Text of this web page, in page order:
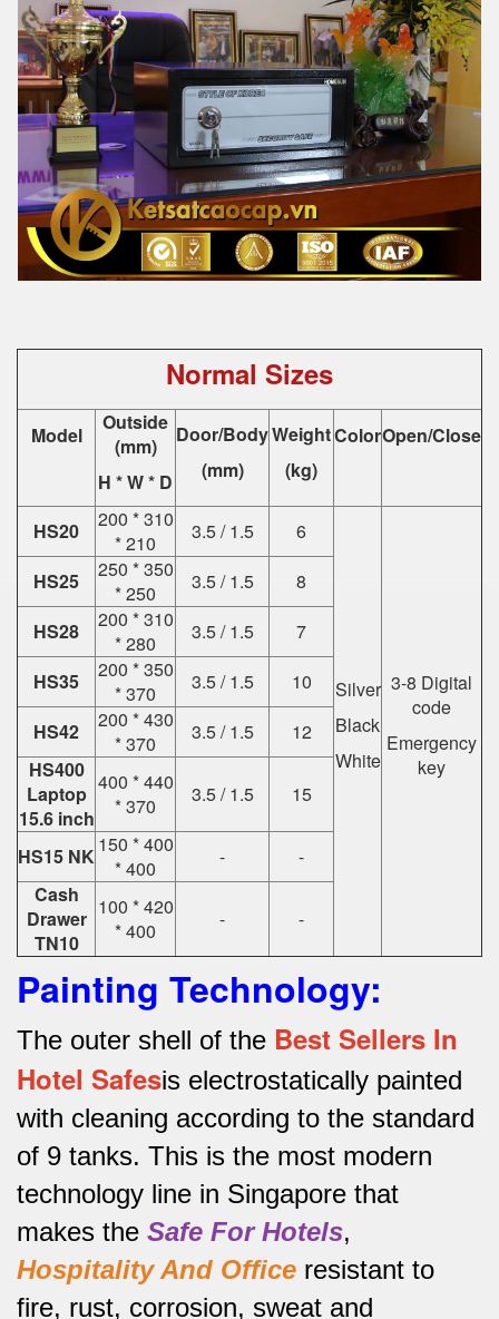
Normal Sizes
Model
Outside
(mm)
H * W * D
Door/Body
(mm)
Weight
(kg)
ColorOpen/Close
HS20
200 * 310
* 210
3.5 / 1.5 6
Silver
Black
White
3-8 Digital
code
Emergency
key
HS25
250 * 350
* 250
3.5 / 1.5
8
HS28
200 * 310
* 280
3.5 / 1.5
7
HS35
200 * 350
* 370
3.5 / 1.5
10
HS42
200 * 430
* 370
3.5 / 1.5
12
HS400
Laptop
15.6 inch
400 * 440
* 370
3.5 / 1.5 15
HS15 NK150 * 400
* 400
-
-
Cash
Drawer
TN10
100 * 420
* 400
- -
Painting Technology:
The outer shell of the Best Sellers In
Hotel Safesis electrostatically painted
with cleaning according to the standard
of 9 tanks. This is the most modern
technology line in Singapore that
makes the Safe For Hotels,
Hospitality And Office resistant to
fire, rust, corrosion, sweat and